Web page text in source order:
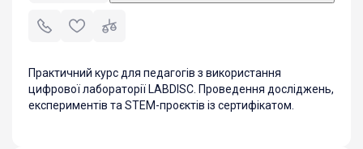
Практичний курс для педагогів з використання
цифрової лабораторії LABDISC. Проведення досліджень,
експериментів та STEM-проєктів із сертифікатом.